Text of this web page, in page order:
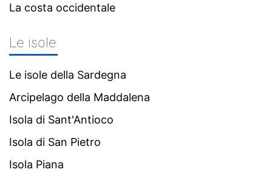
La costa occidentale
Le isole
Le isole della Sardegna
Arcipelago della Maddalena
Isola di Sant'Antioco
Isola di San Pietro
Isola Piana